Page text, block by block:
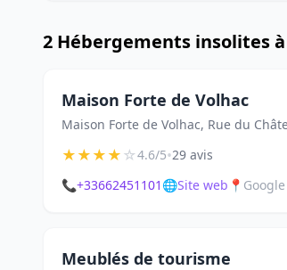
2 Hébergements insolites
Maison Forte de Volhac
Maison Forte de Volhac, Rue du
★★★★☆4.6/5•29 avis
📞+33662451101 🌐Site web 📍
Meublés de tourisme